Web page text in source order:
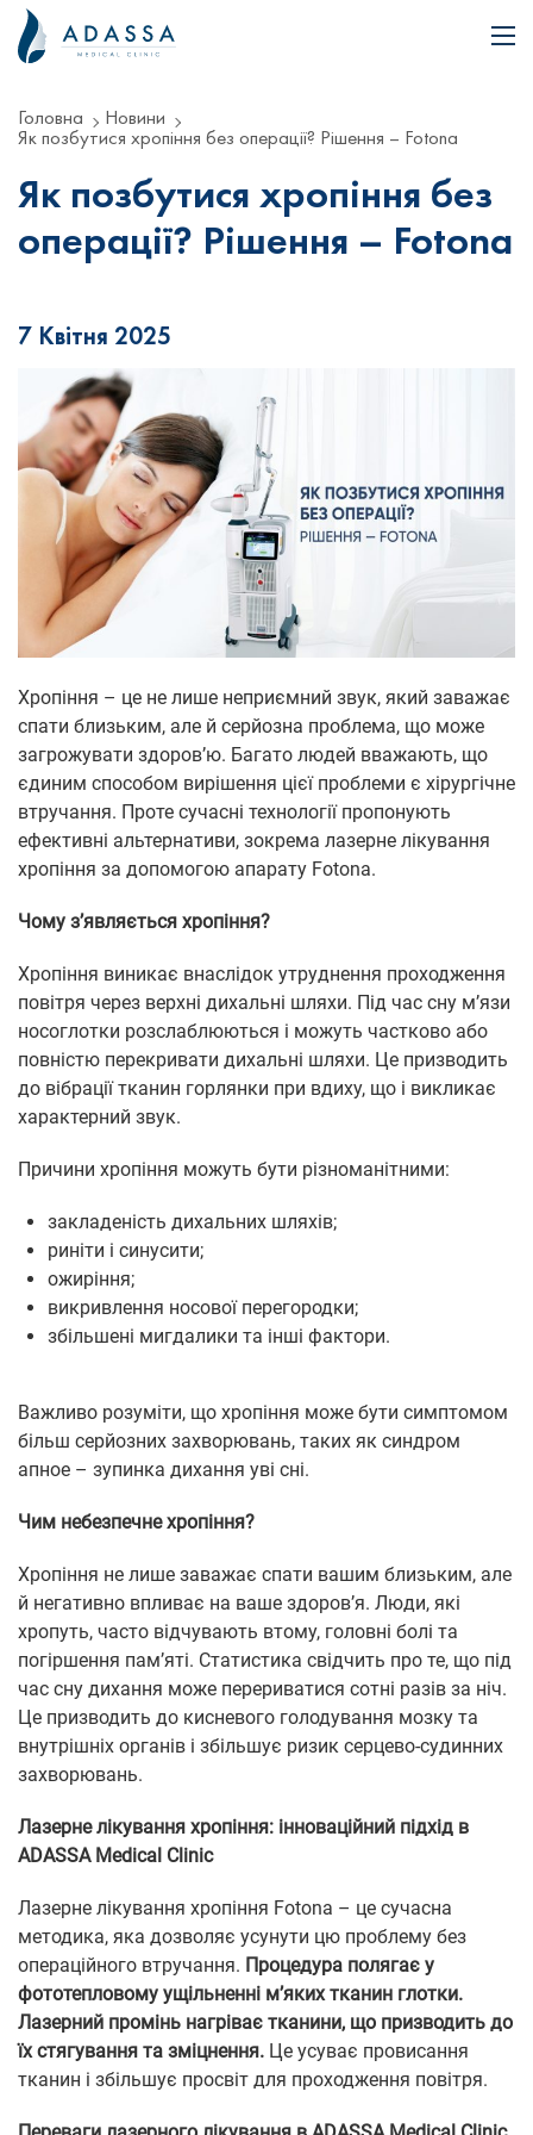
Головна
Новини
Як позбутися хропіння без операції? Рішення – Fotona
Як позбутися хропіння без
операції? Рішення – Fotona
7 Квітня 2025
Хропіння – це не лише неприємний звук, який заважає
спати близьким, але й серйозна проблема, що може
загрожувати здоров’ю. Багато людей вважають, що
єдиним способом вирішення цієї проблеми є хірургічне
втручання. Проте сучасні технології пропонують
ефективні альтернативи, зокрема лазерне лікування
хропіння за допомогою апарату Fotona.
Чому з’являється хропіння?
Хропіння виникає внаслідок утруднення проходження
повітря через верхні дихальні шляхи. Під час сну м’язи
носоглотки розслаблюються і можуть частково або
повністю перекривати дихальні шляхи. Це призводить
до вібрації тканин горлянки при вдиху, що і викликає
характерний звук.
Причини хропіння можуть бути різноманітними:
закладеність дихальних шляхів;
риніти і синусити;
ожиріння;
викривлення носової перегородки;
збільшені мигдалики та інші фактори.
Важливо розуміти, що хропіння може бути симптомом
більш серйозних захворювань, таких як синдром
апное – зупинка дихання уві сні.
Чим небезпечне хропіння?
Хропіння не лише заважає спати вашим близьким, але
й негативно впливає на ваше здоров’я. Люди, які
хропуть, часто відчувають втому, головні болі та
погіршення пам’яті. Статистика свідчить про те, що під
час сну дихання може перериватися сотні разів за ніч.
Це призводить до кисневого голодування мозку та
внутрішніх органів і збільшує ризик серцево-судинних
захворювань.
Лазерне лікування хропіння: інноваційний підхід в
ADASSA Medical Clinic
Лазерне лікування хропіння Fotona – це сучасна
методика, яка дозволяє усунути цю проблему без
операційного втручання. Процедура полягає у
фототепловому ущільненні м’яких тканин глотки.
Лазерний промінь нагріває тканини, що призводить до
їх стягування та зміцнення. Це усуває провисання
тканин і збільшує просвіт для проходження повітря.